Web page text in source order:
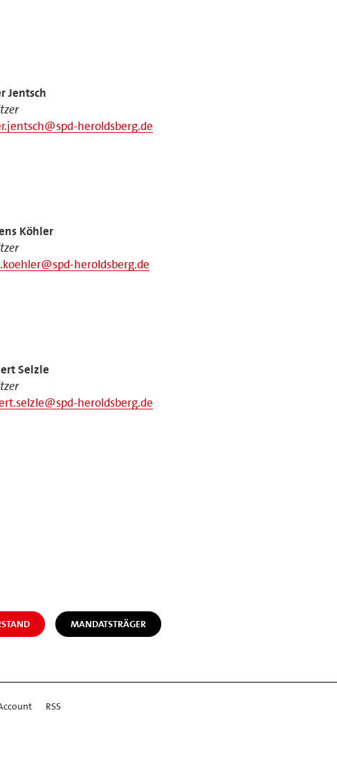
Jentsch
heroldsberg.de
Köhler
heroldsberg.de
Selzle
heroldsberg.de
MANDATSTRÄGER
RSS